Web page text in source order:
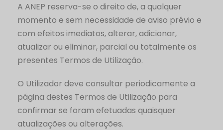
A ANEP reserva-se o direito de, a qualquer
momento e sem necessidade de aviso prévio e
com efeitos imediatos, alterar, adicionar,
atualizar ou eliminar, parcial ou totalmente os
presentes Termos de Utilização.
O Utilizador deve consultar periodicamente a
página destes Termos de Utilização para
confirmar se foram efetuadas quaisquer
atualizações ou alterações.